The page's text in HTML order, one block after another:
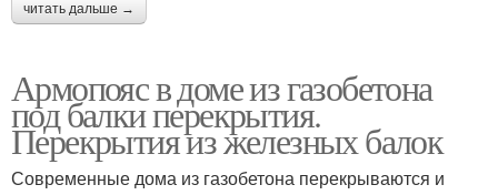
читать дальше →
Армопояс в доме из газобетона
под балки перекрытия.
Перекрытия из железных балок
Современные дома из газобетона перекрываются и